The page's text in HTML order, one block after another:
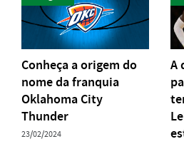
Conheça a origem do
nome da franquia
Oklahoma City
Thunder
23/02/2024
A